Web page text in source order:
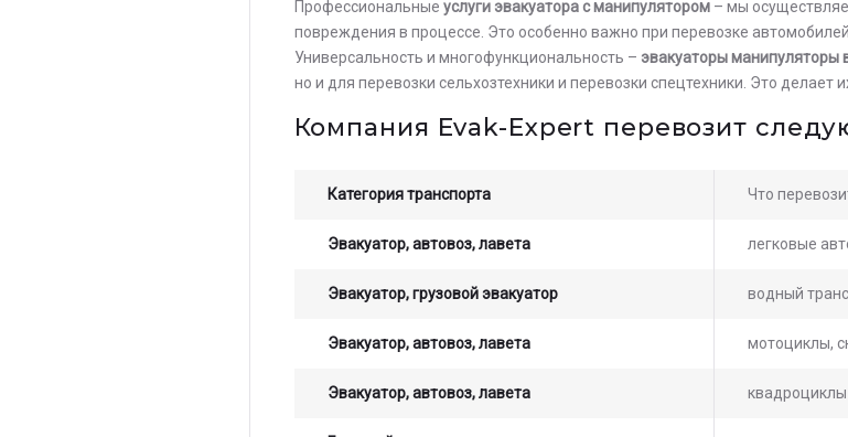
Профессиональные услуги эвакуатора с манипулятором– мы
повреждения в процессе. Это особенно важно при перевозке
Универсальность и многофункциональность – эвакуаторы манипуляторы
но и для перевозки сельхозтехники и перевозки спецтехники. Это
Компания Evak-Expert перевозит
Категория транспорта Что
Эвакуатор, автовоз, лавета легковые
Эвакуатор, грузовой эвакуатор водный
Эвакуатор, автовоз, лавета мотоциклы,
Эвакуатор, автовоз, лавета квадроциклы
стоимости услуг с нашим
оператором